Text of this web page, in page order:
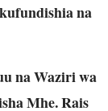
na
na Waziri wa
Mhe. Rais